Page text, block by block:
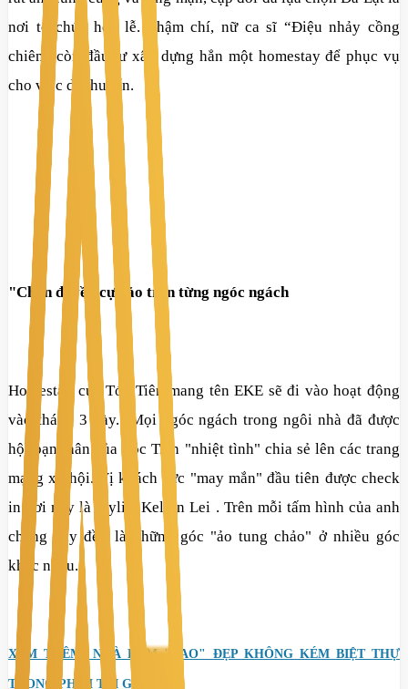
nơi tổ chức hôn lễ. Thậm chí, nữ ca sĩ “Điệu nhảy cồng
chiên
còn đầu tư xây dựng hẳn một homestay để phục vụ
cho việc di chuyển.
"Chốn đi về" cực ảo trên từng ngóc ngách
Homestay của Tóc Tiên mang tên EKE sẽ đi vào hoạt động
vào tháng 3 này. Mọi ngóc ngách trong ngôi nhà đã được
hội bạn thân của Tóc Tiên "nhiệt tình" chia sẻ lên các trang
mạng xã hội. Vị khách cực "may mắn" đầu tiên được check
in nơi này là Stylist Kelvin Lei . Trên mỗi tấm hình của anh
chàng này đều là những góc "ảo tung chảo" ở nhiều góc
khác nhau.
XEM THÊM: NHÀ HẺM "BAO" ĐẸP KHÔNG KÉM BIỆT THỰ
TRONG PHIM TẠI GÒ VẤP